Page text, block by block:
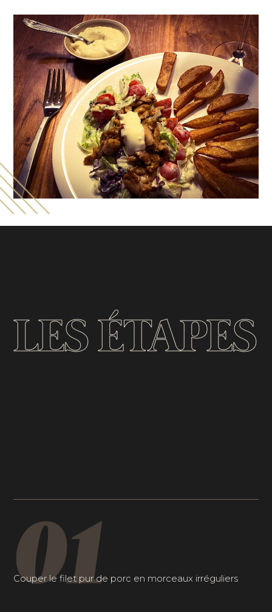
LES ÉTAPES
01
Couper le filet pur de porc en morceaux irréguliers